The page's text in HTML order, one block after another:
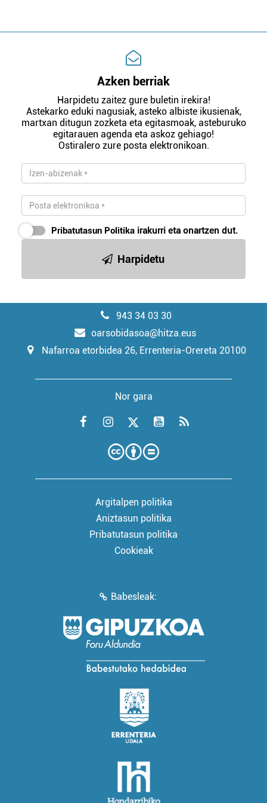
Azken berriak
Harpidetu zaitez gure buletin irekira!
Astekarko eduki nagusiak, asteko albiste ikusienak,
martxan ditugun zozketa eta egitasmoak, asteburuko
egitarauen agenda eta askoz gehiago!
Ostiralero zure posta elektronikoan.
Pribatutasun Politika irakurri eta onartzen dut.
Harpidetu
943 34 03 30
oarsobidasoa@hitza.eus
Nafarroa etorbidea 26, Errenteria-Orereta 20100
Nor gara
Argitalpen politika
Aniztasun politika
Pribatutasun politika
Cookieak
Babesleak: